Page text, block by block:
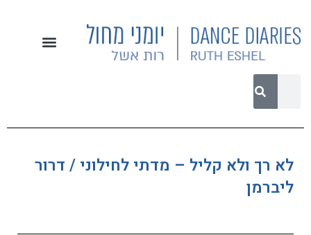
לא רך ולא קליל – מדתי לחילוני / דרור
ליברמן